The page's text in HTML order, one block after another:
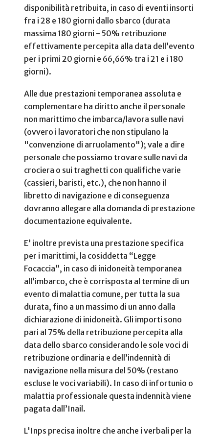
disponibilità retribuita, in caso di eventi insorti
fra i 28 e 180 giorni dallo sbarco (durata
massima 180 giorni - 50% retribuzione
effettivamente percepita alla data dell’evento
per i primi 20 giorni e 66,66% tra i 21 e i 180
giorni).
Alle due prestazioni temporanea assoluta e
complementare ha diritto anche il personale
non marittimo che imbarca/lavora sulle navi
(ovvero i lavoratori che non stipulano la
"convenzione di arruolamento"); vale a dire
personale che possiamo trovare sulle navi da
crociera o sui traghetti con qualifiche varie
(cassieri, baristi, etc.), che non hanno il
libretto di navigazione e di conseguenza
dovranno allegare alla domanda di prestazione
documentazione equivalente.
E’ inoltre prevista una prestazione specifica
per i marittimi, la cosiddetta “Legge
Focaccia”, in caso di inidoneità temporanea
all’imbarco, che è corrisposta al termine di un
evento di malattia comune, per tutta la sua
durata, fino a un massimo di un anno dalla
dichiarazione di inidoneità. Gli importi sono
pari al 75% della retribuzione percepita alla
data dello sbarco considerando le sole voci di
retribuzione ordinaria e dell’indennità di
navigazione nella misura del 50% (restano
escluse le voci variabili). In caso di infortunio o
malattia professionale questa indennità viene
pagata dall’Inail.
L'Inps precisa inoltre che anche i verbali per la